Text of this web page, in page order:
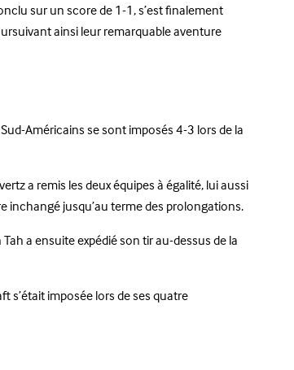
sur un score de 1-1, s’est finalement
ainsi leur remarquable aventure
Américains se sont imposés 4-3 lors de la
a remis les deux équipes à égalité, lui aussi
inchangé jusqu’au terme des prolongations.
a ensuite expédié son tir au-dessus de la
s’était imposée lors de ses quatre